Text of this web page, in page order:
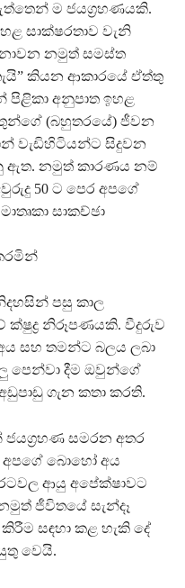
ම ජයග්‍රහණයකි.
සාක්ෂරතාව වැනි
නමුත් සමස්ත
කියන ආකාරයේ ඒත්තු
පිළිකා අනුපාත ඉහළ
(බහුතරයේ) ජීවන
වැඩිහිටියන්ට සිදුවන
ඇත. නමුත් කාරණය නම්
50 ට පෙර අපගේ
සාකච්ඡා
පසු කාල
ක්ෂුද්‍ර නිරූපණයකි. වීදුරුව
සහ තමන්ට බලය ලබා
පෙන්වා දීම ඔවුන්ගේ
ගැන කතා කරති.
ජයග්‍රහණ සමරන අතර
අපගේ බොහෝ අය
ආයු අපේක්ෂාවට
ජීවිතයේ සැන්දෑ
සඳහා කළ හැකි දේ
වෙයි.